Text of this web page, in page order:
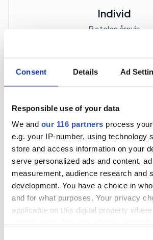
Consent Details Ad
Responsible use of your data
We and our 116 partners process
e.g. your IP-number, using technology
store and access information on your
serve personalized ads and content,
measurement, audience research and
development. You have a choice in
and for what purposes. Your privacy
applicable on this digital property
Individ
Betalas årsvis
3 705 kr
För en mottagare
Prenumerera
*Moms (6 %) ingår i alla priser.